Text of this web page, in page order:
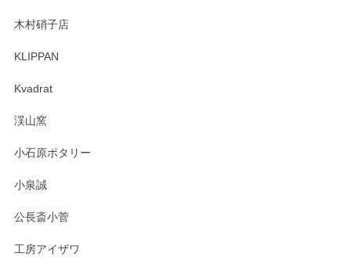
淡いグリーンのカラーがとても可愛いです❤️ ありがとうござ
木村硝子店
KLIPPAN
Kvadrat
渓山窯
小石原ポタリー
小泉誠
公長斎小菅
工房アイザワ